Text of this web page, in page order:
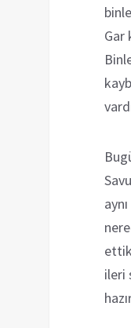
Gar
ileri